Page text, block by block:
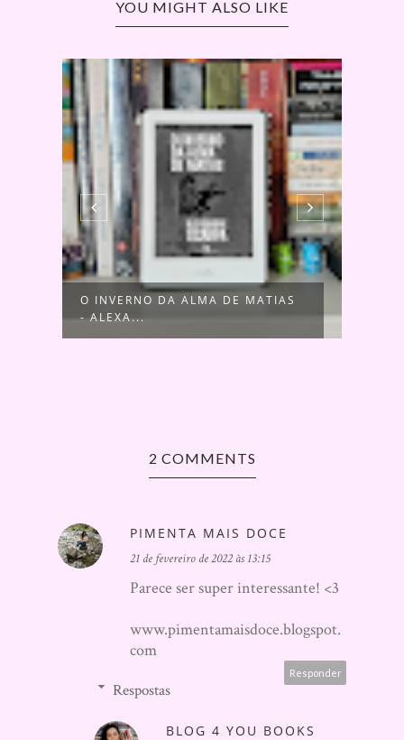
YOU MIGHT ALSO LIKE
O INVERNO DA ALMA DE MATIAS
- ALEXA...
2 COMMENTS
PIMENTA MAIS DOCE
21 de fevereiro de 2022 às 13:15
Parece ser super interessante! <3
www.pimentamaisdoce.blogspot.
com
Responder
Respostas
BLOG 4 YOU BOOKS